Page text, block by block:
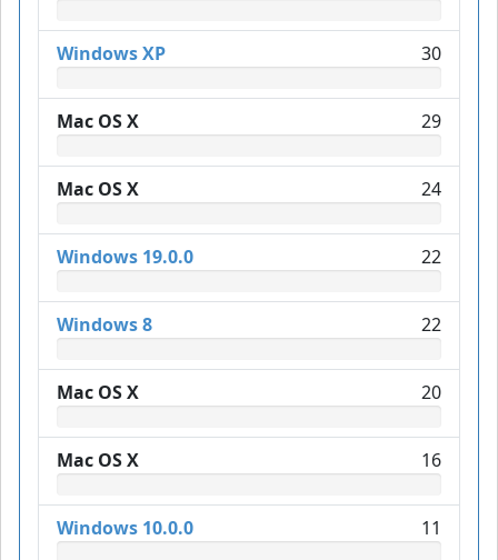
Windows XP 30
Mac OS X 29
Mac OS X 24
Windows 19.0.0 22
Windows 8 22
Mac OS X 20
Mac OS X 16
Windows 10.0.0 11